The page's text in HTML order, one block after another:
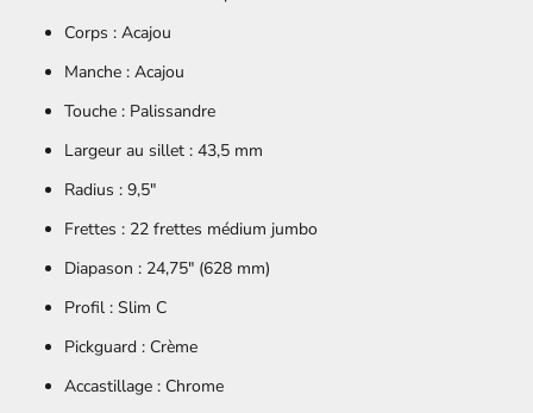
Corps : Acajou
Manche : Acajou
Touche : Palissandre
Largeur au sillet : 43,5 mm
Radius : 9,5"
Frettes : 22 frettes médium jumbo
Diapason : 24,75" (628 mm)
Profil : Slim C
Pickguard : Crème
Accastillage : Chrome